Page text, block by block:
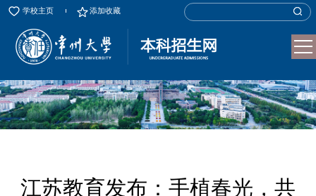
学校主页 添加收藏
江苏教育发布：手植春光，共